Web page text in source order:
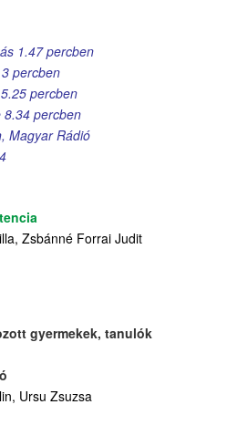
1.47 percben
percben
percben
8.34 percben
Magyar Rádió
Zsbánné Forrai Judit
gyermekek, tanulók
Ursu Zsuzsa